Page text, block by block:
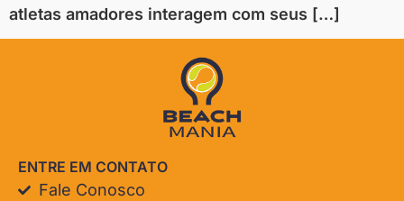
atletas amadores interagem com seus […]
ENTRE EM CONTATO
Fale Conosco